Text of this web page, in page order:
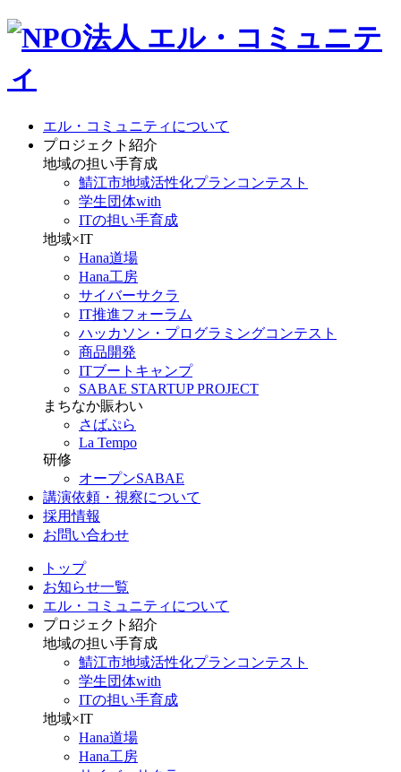
エル・コミュニティについて
プロジェクト紹介
地域の担い手育成
鯖江市地域活性化プランコンテスト
学生団体with
ITの担い手育成
地域×IT
Hana道場
Hana工房
サイバーサクラ
IT推進フォーラム
ハッカソン・プログラミングコンテスト
商品開発
ITブートキャンプ
SABAE STARTUP PROJECT
まちなか賑わい
さばぷら
La Tempo
研修
オープンSABAE
講演依頼・視察について
採用情報
お問い合わせ
トップ
お知らせ一覧
エル・コミュニティについて
プロジェクト紹介
地域の担い手育成
鯖江市地域活性化プランコンテスト
学生団体with
ITの担い手育成
地域×IT
Hana道場
Hana工房